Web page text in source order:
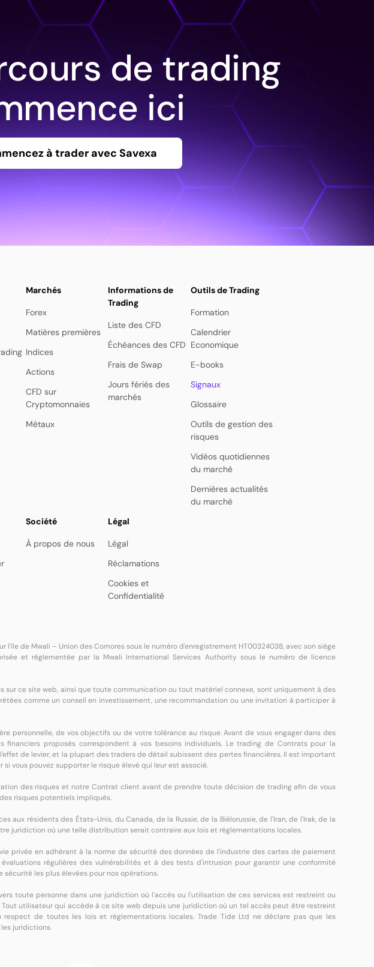
de trading
ici
à trader avec Savexa
Marchés
Forex
Matières premières
Indices
Actions
CFD sur
Cryptomonnaies
Métaux
Informations de
Trading
Liste des CFD
Échéances des CFD
Frais de Swap
Jours fériés des
marchés
Outils de Trading
Formation
Calendrier
Economique
E-books
Signaux
Glossaire
Outils de gestion des
risques
Vidéos quotidiennes
du marché
Dernières actualités
du marché
Société
À propos de nous
Légal
Légal
Réclamations
Cookies et
Confidentialité
l'île de Mwali – Union des Comores sous le numéro d'enregistrement HT00324038, avec son siège
et réglementée par la Mwali International Services Authority sous le numéro de licence
sur ce site web, ainsi que toute communication ou tout matériel connexe, sont uniquement à des
comme un conseil en investissement, une recommandation ou une invitation à participer à
personnelle, de vos objectifs ou de votre tolérance au risque. Avant de vous engager dans des
proposés correspondent à vos besoins individuels. Le trading de Contrats pour la
de levier, et la plupart des traders de détail subissent des pertes financières. Il est important
vous pouvez supporter le risque élevé qui leur est associé.
des risques et notre Contrat client avant de prendre toute décision de trading afin de vous
risques potentiels impliqués.
aux résidents des États-Unis, du Canada, de la Russie, de la Biélorussie, de l'Iran, de l'Irak, de la
juridiction où une telle distribution serait contraire aux lois et réglementations locales.
privée en adhérant à la norme de sécurité des données de l'industrie des cartes de paiement
régulières des vulnérabilités et à des tests d'intrusion pour garantir une conformité
sécurité les plus élevées pour nos opérations.
toute personne dans une juridiction où l'accès ou l'utilisation de ces services est restreint ou
utilisateur qui accède à ce site web depuis une juridiction où un tel accès peut être restreint
de toutes les lois et réglementations locales. Trade Tide Ltd ne déclare pas que les
juridictions.